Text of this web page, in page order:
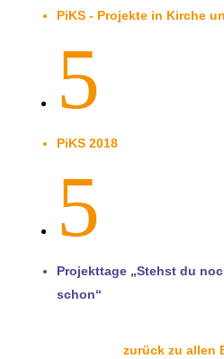
PiKS - Projekte in Kirche
5
PiKS 2018
5
Projekttage „Stehst du
schon“
zurück zu allen